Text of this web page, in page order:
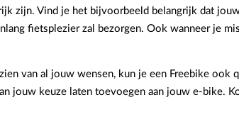
zijn. Vind je het bijvoorbeeld belangrijk dat
fietsplezier zal bezorgen. Ook wanneer je
van al jouw wensen, kun je een Freebike
jouw keuze laten toevoegen aan jouw e-bike.